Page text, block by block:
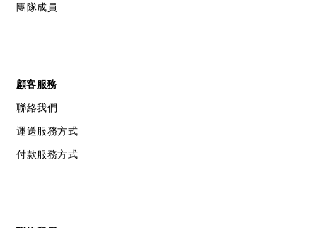
團隊成員
顧客服務
聯絡我們
運送服務方式
付款服務方式